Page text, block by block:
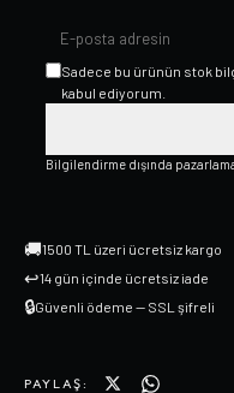
Sadece bu ürünün stok
kabul ediyorum.
Bilgilendirme dışında
🚚1500 TL üzeri ücretsiz kargo
↩14 gün içinde ücretsiz iade
🔒Güvenli ödeme — SSL şifreli
PAYLAŞ: